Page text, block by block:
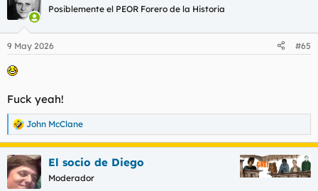
c
e
:
Posiblemente el PEOR Forero de la Historia
9 May 2026 #65
Fuck yeah!
R
e
a
c
c
i
John McClane
El socio de Diego
Moderador